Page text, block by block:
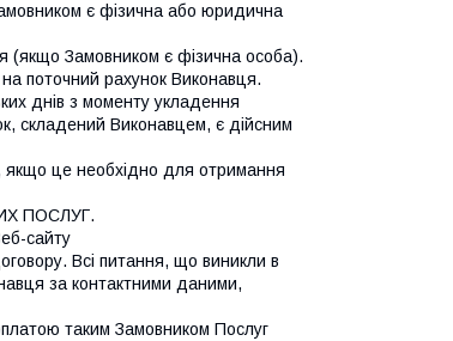
є фізична або юридична
(якщо Замовником є фізична особа).
поточний рахунок Виконавця.
днів з моменту укладення
складений Виконавцем, є дійсним
якщо це необхідно для отримання
ПОСЛУГ.
сайту
Всі питання, що виникли в
за контактними даними,
таким Замовником Послуг